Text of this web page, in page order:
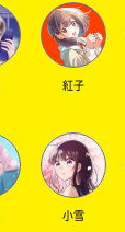
紅子
小雪